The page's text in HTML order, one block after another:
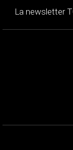
La newsletter